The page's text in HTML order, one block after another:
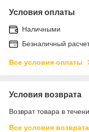
Условия оплаты
Наличными
Безналичный
Все условия оплаты
Условия возврата
Возврат товара в
Все условия возврата